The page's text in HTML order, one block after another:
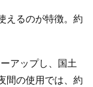
えるのが特徴。約
アップし、国土
間の使用では、約